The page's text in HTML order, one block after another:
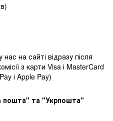
на сайті відразу після
з карти Visa і MasterCard
і Apple Pay)
пошта" та "Укрпошта"